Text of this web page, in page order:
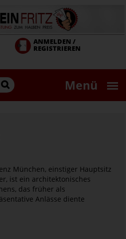
ANMELDEN /
REGISTRIEREN
Menü
München, einstiger Hauptsitz
ist ein architektonisches
das früher als
Anlässe diente